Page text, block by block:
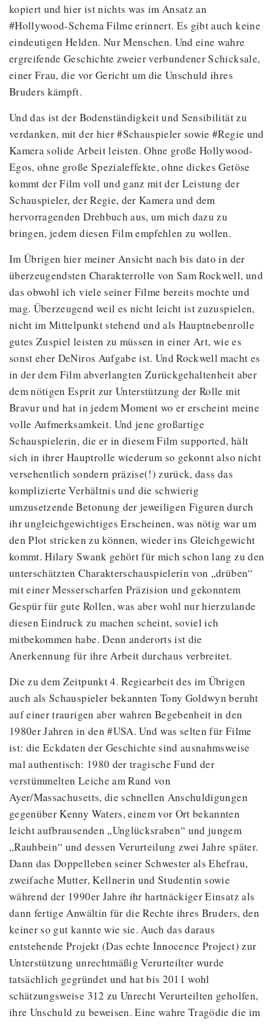
kopiert und hier ist nichts was im Ansatz an
#Hollywood-Schema Filme erinnert. Es gibt auch keine
eindeutigen Helden. Nur Menschen. Und eine wahre
ergreifende Geschichte zweier verbundener Schicksale,
einer Frau, die vor Gericht um die Unschuld ihres
Bruders kämpft.
Und das ist der Bodenständigkeit und Sensibilität zu
verdanken, mit der hier #Schauspieler sowie #Regie und
Kamera solide Arbeit leisten. Ohne große Hollywood-
Egos, ohne große Spezialeffekte, ohne dickes Getöse
kommt der Film voll und ganz mit der Leistung der
Schauspieler, der Regie, der Kamera und dem
hervorragenden Drehbuch aus, um mich dazu zu
bringen, jedem diesen Film empfehlen zu wollen.
Im Übrigen hier meiner Ansicht nach bis dato in der
überzeugendsten Charakterrolle von Sam Rockwell, und
das obwohl ich viele seiner Filme bereits mochte und
mag. Überzeugend weil es nicht leicht ist zuzuspielen,
nicht im Mittelpunkt stehend und als Hauptnebenrolle
gutes Zuspiel leisten zu müssen in einer Art, wie es
sonst eher DeNiros Aufgabe ist. Und Rockwell macht es
in der dem Film abverlangten Zurückgehaltenheit aber
dem nötigen Esprit zur Unterstützung der Rolle mit
Bravur und hat in jedem Moment wo er erscheint meine
volle Aufmerksamkeit. Und jene großartige
Schauspielerin, die er in diesem Film supported, hält
sich in ihrer Hauptrolle wiederum so gekonnt also nicht
versehentlich sondern präzise(!) zurück, dass das
komplizierte Verhältnis und die schwierig
umzusetzende Betonung der jeweiligen Figuren durch
ihr ungleichgewichtiges Erscheinen, was nötig war um
den Plot stricken zu können, wieder ins Gleichgewicht
kommt. Hilary Swank gehört für mich schon lang zu den
unterschätzten Charakterschauspielerin von „drüben“
mit einer Messerscharfen Präzision und gekonntem
Gespür für gute Rollen, was aber wohl nur hierzulande
diesen Eindruck zu machen scheint, soviel ich
mitbekommen habe. Denn anderorts ist die
Anerkennung für ihre Arbeit durchaus verbreitet.
Die zu dem Zeitpunkt 4. Regiearbeit des im Übrigen
auch als Schauspieler bekannten Tony Goldwyn beruht
auf einer traurigen aber wahren Begebenheit in den
1980er Jahren in den #USA. Und was selten für Filme
ist: die Eckdaten der Geschichte sind ausnahmsweise
mal authentisch: 1980 der tragische Fund der
verstümmelten Leiche am Rand von
Ayer/Massachusetts, die schnellen Anschuldigungen
gegenüber Kenny Waters, einem vor Ort bekannten
leicht aufbrausenden „Unglücksraben“ und jungem
„Rauhbein“ und dessen Verurteilung zwei Jahre später.
Dann das Doppelleben seiner Schwester als Ehefrau,
zweifache Mutter, Kellnerin und Studentin sowie
während der 1990er Jahre ihr hartnäckiger Einsatz als
dann fertige Anwältin für die Rechte ihres Bruders, den
keiner so gut kannte wie sie. Auch das daraus
entstehende Projekt (Das echte Innocence Project) zur
Unterstützung unrechtmäßig Verurteilter wurde
tatsächlich gegründet und hat bis 2011 wohl
schätzungsweise 312 zu Unrecht Verurteilten geholfen,
ihre Unschuld zu beweisen. Eine wahre Tragödie die im